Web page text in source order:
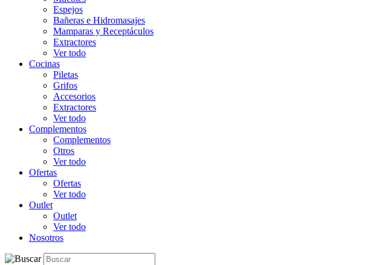
Espejos
Bañeras e Hidromasajes
Mamparas y Receptáculos
Extractores
Ver todo
Cocinas
Piletas
Grifos
Accesorios
Extractores
Ver todo
Complementos
Complementos
Otros
Ver todo
Ofertas
Ofertas
Ver todo
Outlet
Outlet
Ver todo
Nosotros